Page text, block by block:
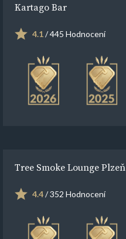
Kartago Bar
4.1/ 445 Hodnocení
Tree Smoke Lounge Plzeň
4.4/ 352 Hodnocení